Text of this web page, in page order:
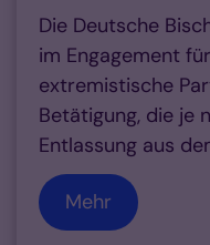
Die Deutsche
im Engagement
extremistische
Betätigung, die je
Entlassung aus
Mehr